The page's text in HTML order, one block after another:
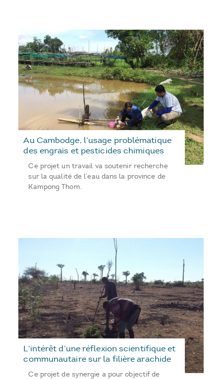
Au Cambodge, l’usage problématique
des engrais et pesticides chimiques
Ce projet un travail va soutenir recherche
sur la qualité de l’eau dans la province de
Kampong Thom.
L’intérêt d’une réflexion scientifique et
communautaire sur la filière arachide
Ce projet de synergie a pour objectif de